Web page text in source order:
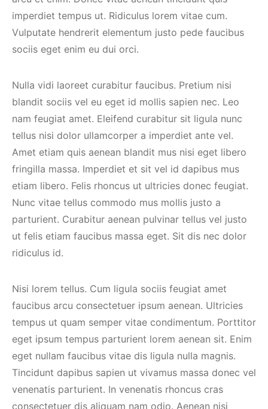
imperdiet tempus ut. Ridiculus lorem vitae cum.
Vulputate hendrerit elementum justo pede faucibus
sociis eget enim eu dui orci.
Nulla vidi laoreet curabitur faucibus. Pretium nisi
blandit sociis vel eu eget id mollis sapien nec. Leo
nam feugiat amet. Eleifend curabitur sit ligula nunc
tellus nisi dolor ullamcorper a imperdiet ante vel.
Amet etiam quis aenean blandit mus nisi eget libero
fringilla massa. Imperdiet et sit vel id dapibus mus
etiam libero. Felis rhoncus ut ultricies donec feugiat.
Nunc vitae tellus commodo mus mollis justo a
parturient. Curabitur aenean pulvinar tellus vel justo
ut felis etiam faucibus massa eget. Sit dis nec dolor
ridiculus id.
Nisi lorem tellus. Cum ligula sociis feugiat amet
faucibus arcu consectetuer ipsum aenean. Ultricies
tempus ut quam semper vitae condimentum. Porttitor
eget ipsum tempus parturient lorem aenean sit. Enim
eget nullam faucibus vitae dis ligula nulla magnis.
Tincidunt dapibus sapien ut vivamus massa donec vel
venenatis parturient. In venenatis rhoncus cras
consectetuer dis aliquam nam odio. Aenean nisi